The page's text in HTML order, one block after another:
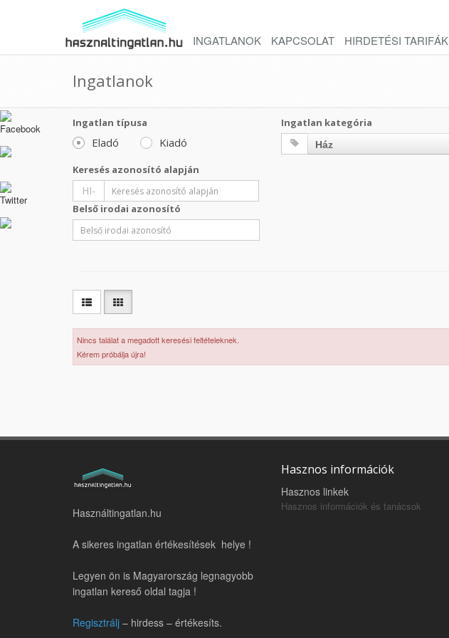
INGATLANOK KAPCSOLAT HIRDETÉSI TARIFÁK
Ingatlanok
Ingatlan típusa
Eladó Kiadó
Ingatlan kategória
Ház
Keresés azonosító alapján
HI-
Belső irodai azonosító
Nincs találat a megadott keresési feltételeknek.
Kérem próbálja újra!
Használtingatlan.hu
A sikeres ingatlan értékesítések helye !
Legyen ön is Magyarország legnagyobb
ingatlan kereső oldal tagja !
Regisztrálj – hirdess – értékesíts.
Hasznos információk
Hasznos linkek
Hasznos információk és tanácsok